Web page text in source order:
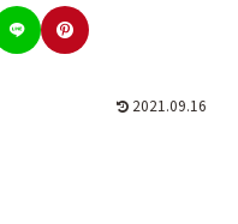
2021.09.16